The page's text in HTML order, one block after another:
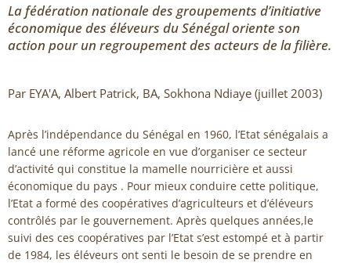
La fédération nationale des groupements d’initiative
économique des éléveurs du Sénégal oriente son
action pour un regroupement des acteurs de la filière.
Par EYA'A, Albert Patrick, BA, Sokhona Ndiaye (juillet 2003)
Après l’indépendance du Sénégal en 1960, l’Etat sénégalais a
lancé une réforme agricole en vue d’organiser ce secteur
d’activité qui constitue la mamelle nourricière et aussi
économique du pays . Pour mieux conduire cette politique,
l’Etat a formé des coopératives d’agriculteurs et d’éléveurs
contrôlés par le gouvernement. Après quelques années,le
suivi des ces coopératives par l’Etat s’est estompé et à partir
de 1984, les éléveurs ont senti le besoin de se prendre en